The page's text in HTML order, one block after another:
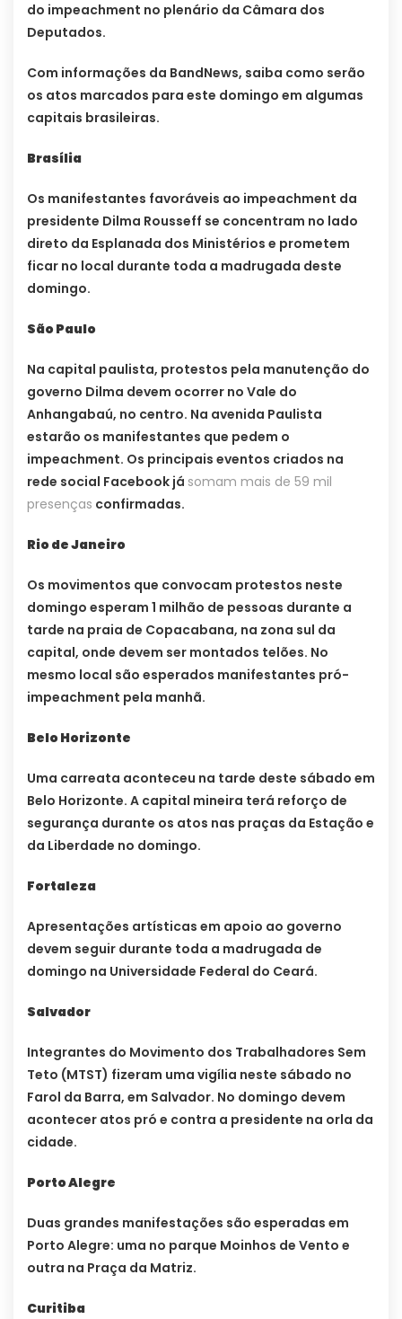
do impeachment no plenário da Câmara dos
Deputados.
Com informações da BandNews, saiba como serão
os atos marcados para este domingo em algumas
capitais brasileiras.
Brasília
Os manifestantes favoráveis ao impeachment da
presidente Dilma Rousseff se concentram no lado
direto da Esplanada dos Ministérios e prometem
ficar no local durante toda a madrugada deste
domingo.
São Paulo
Na capital paulista, protestos pela manutenção do
governo Dilma devem ocorrer no Vale do
Anhangabaú, no centro. Na avenida Paulista
estarão os manifestantes que pedem o
impeachment. Os principais eventos criados na
rede social Facebook já somam mais de 59 mil
presenças confirmadas.
Rio de Janeiro
Os movimentos que convocam protestos neste
domingo esperam 1 milhão de pessoas durante a
tarde na praia de Copacabana, na zona sul da
capital, onde devem ser montados telões. No
mesmo local são esperados manifestantes pró-
impeachment pela manhã.
Belo Horizonte
Uma carreata aconteceu na tarde deste sábado em
Belo Horizonte. A capital mineira terá reforço de
segurança durante os atos nas praças da Estação e
da Liberdade no domingo.
Fortaleza
Apresentações artísticas em apoio ao governo
devem seguir durante toda a madrugada de
domingo na Universidade Federal do Ceará.
Salvador
Integrantes do Movimento dos Trabalhadores Sem
Teto (MTST) fizeram uma vigília neste sábado no
Farol da Barra, em Salvador. No domingo devem
acontecer atos pró e contra a presidente na orla da
cidade.
Porto Alegre
Duas grandes manifestações são esperadas em
Porto Alegre: uma no parque Moinhos de Vento e
outra na Praça da Matriz.
Curitiba